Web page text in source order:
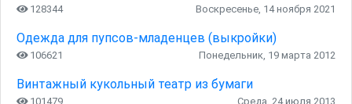
128344 Воскресенье, 14 ноября 2021
Одежда для пупсов-младенцев (выкройки)
106621 Понедельник, 19 марта 2012
Винтажный кукольный театр из бумаги
101479 Среда, 24 июля 2013